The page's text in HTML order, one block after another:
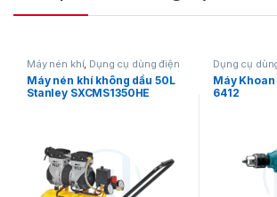
Makita HW1300 sở hữu kiểu dáng
kích thước nhỏ gọn và thiết kế tay
Máy nén khí, Dụng cụ dùng điện
Máy nén khí không dầu 50L
Stanley SXCMS1350HE
Dụng cụ
Máy
6412